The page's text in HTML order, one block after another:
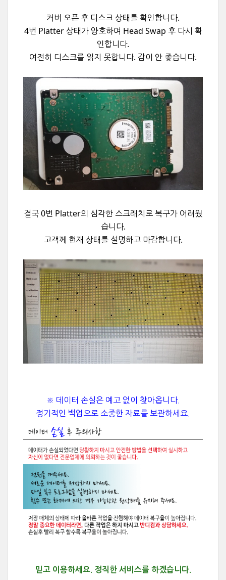
커버 오픈 후 디스크 상태를 확인합니다.
4번 Platter 상태가 양호하여 Head Swap 후 다시 확
인합니다.
여전히 디스크를 읽지 못합니다. 감이 안 좋습니다.
결국 0번 Platter의 심각한 스크래치로 복구가 어려웠
습니다.
고객께 현재 상태를 설명하고 마감합니다.
※ 데이터 손실은 예고 없이 찾아옵니다.
정기적인 백업으로 소중한 자료를 보관하세요.
믿고 이용하세요. 정직한 서비스를 하겠습니다.